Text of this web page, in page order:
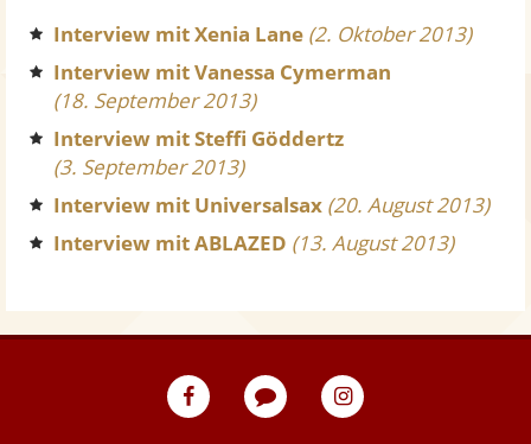
Interview mit Xenia Lane (2. Oktober 2013)
Interview mit Vanessa Cymerman
(18. September 2013)
Interview mit Steffi Göddertz
(3. September 2013)
Interview mit Universalsax (20. August 2013)
Interview mit ABLAZED (13. August 2013)
eventpeppers
Blog
eventpeppers